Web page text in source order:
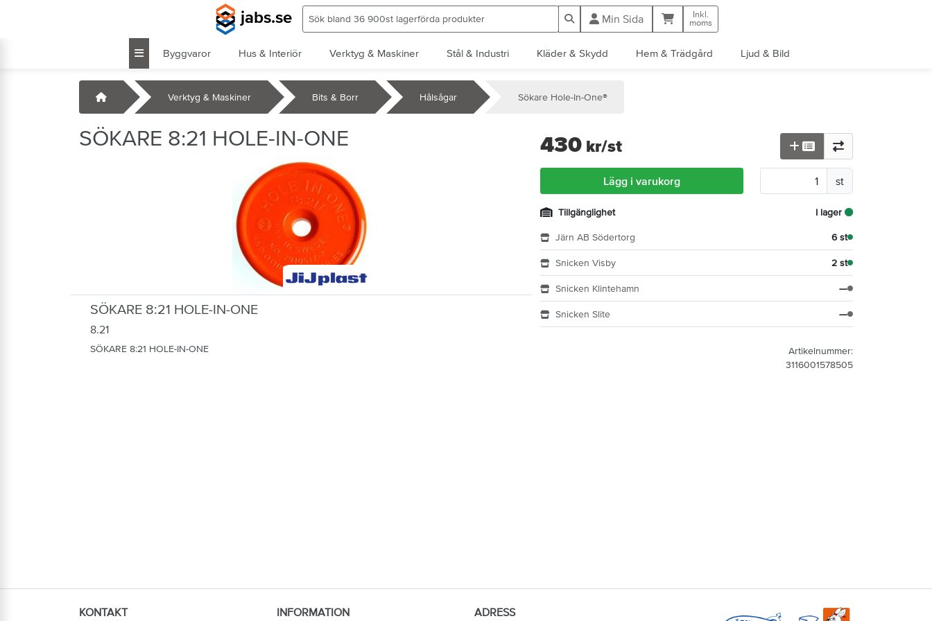
jabs.se Min Sida Kundvagn
Inkl.
moms
Byggvaror Hus & Interiör Verktyg & Maskiner Stål & Industri Kläder & Skydd Hem & Trädgård Ljud & Bild
Startsida Verktyg & Maskiner Bits & Borr Hålsågar Sökare Hole-In-One®
SÖKARE 8:21 HOLE-IN-ONE
SÖKARE 8:21 HOLE-IN-ONE
8.21
SÖKARE 8:21 HOLE-IN-ONE
430 kr/st
Lägg i varukorg st
Tillgänglighet I lager
Järn AB Södertorg 6 st
Snicken Visby 2 st
Snicken Klintehamn —
Snicken Slite —
Artikelnummer:
3116001578505
KONTAKT INFORMATION ADRESS